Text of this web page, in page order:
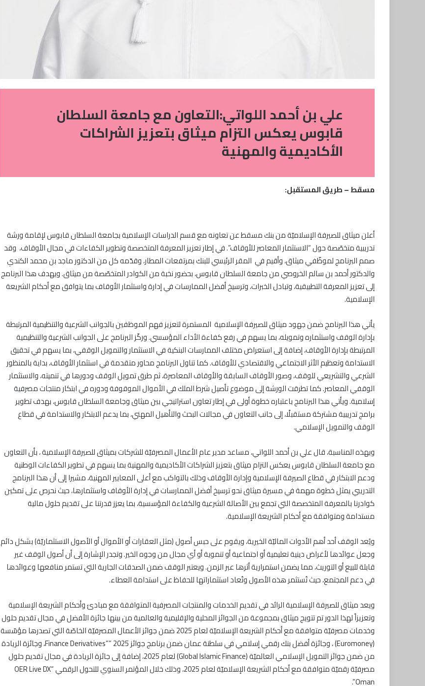
علي بن أحمد اللواتي:التعاون مع جامعة السلطان
قابوس يعكس التزام ميثاق بتعزيز الشراكات
الأكاديمية والمهنية
مسقط – طريق المستقبل:
أعلن ميثاق للصيرفة الإسلاميّة من بنك مسقط عن تعاونه مع قسم الدراسات الإسلامية بجامعة السلطان قابوس لإقامة ورشة
تدريبية متخصّصة حول “الاستثمار المعاصر للأوقاف”. في إطار تعزيز المعرفة المتخصصة وتطوير الكفاءات في مجال الأوقاف، وقد
صمم البرنامج لموظّفي ميثاق، وأقيم في المقر الرئيسي للبنك بمرتفعات المطار، وقدّمه كل من الدكتور ماجد بن محمد الكندي
والدكتور أحمد بن سالم الخروصي من جامعة السلطان قابوس، بحضور نخبة من الكوادر المتخصّصة من ميثاق. ويهدف هذا البرنامج
إلى تعزيز المعرفة التطبيقية، وتبادل الخبرات، وترسيخ أفضل الممارسات في إدارة واستثمار الأوقاف بما يتوافق مع أحكام الشريعة
الإسلامية.
يأتي هذا البرنامج ضمن جهود ميثاق للصيرفة الإسلامية المستمرة لتعزيز فهم الموظفين بالجوانب الشرعية والتنظيمية المرتبطة
بإدارة الوقف واستثماره وتمويله، بما يسهم في رفع كفاءة الأداء المؤسسي. وركّز البرنامج على الجوانب الشرعية والتنظيمية
المرتبطة بإدارة الأوقاف، إضافة إلى استعراض مختلف الممارسات البنكية في الاستثمار والتمويل الوقفي، بما يسهم في تحقيق
الاستدامة وتعظيم الأثر الاجتماعي والاقتصادي للأوقاف. كما تناول البرنامج محاور متقدمة في استثمار الأوقاف، بداية بالمنظور
الشرعي والتشريعي للوقف، وصور الأوقاف السابقة والأوقاف المعاصرة، ثم طرق تمويل الوقف ودورها في تنميته، والاستثمار
الوقفي المعاصر. كما تطرقت الورشة إلى موضوع تأصيل شرط الملك في الأموال الموقوفة ودوره في ابتكار منتجات مصرفية
إسلامية. ويأتي هذا البرنامج باعتباره خطوة أولى في إطار تعاون استراتيجي بين ميثاق وجامعة السلطان قابوس، بهدف تطوير
برامج تدريبية مشتركة مستقبلًا، إلى جانب التعاون في مجالات البحث والتأهيل المهني، بما يدعم الابتكار والاستدامة في قطاع
الوقف والتمويل الإسلامي.
وبهذه المناسبة، قال علي بن أحمد اللواتي، مساعد مدير عام الأعمال المصرفيّة للشركات بميثاق للصيرفة الإسلامية ، بأن التعاون
مع جامعة السلطان قابوس يعكس التزام ميثاق بتعزيز الشراكات الأكاديمية والمهنية بما يسهم في تطوير الكفاءات الوطنية
ودعم الابتكار في قطاع الصيرفة الإسلامية وإدارة الأوقاف وذلك بالتواكب مع أعلى المعايير المهنية، مشيرا إلى أن هذا البرنامج
التدريبي يمثل خطوة مهمة في مسيرة ميثاق نحو ترسيخ أفضل الممارسات في إدارة الأوقاف واستثمارها، حيث نحرص على تمكين
كوادرنا بالمعرفة المتخصصة التي تجمع بين الأصالة الشرعية والكفاءة المؤسسية، بما يعزز قدرتنا على تقديم حلول مالية
مستدامة ومتوافقة مع أحكام الشريعة الإسلامية.
ويُعد الوقف أحد أهم الأدوات الماليّة الخيرية، ويقوم على حبس أصول (مثل العقارات أو الأموال أو الأصول الاستثماريّة) بشكل دائم
وجعل عوائدها لأغراض دينية تعليمية أو اجتماعية أو تنموية أو أي مجال من وجوه الخير. وتجدر الإشارة إلى أن أصول الوقف غير
قابلة للبيع أو التوريث، مما يضمن استمرارية أثرها عبر الزمن. ويعتبر الوقف ضمن الصدقات الجارية التي تستمر منافعها وعوائدها
في دعم المجتمع، حيث تُستثمر هذه الأصول وتُعاد استثماراتها للحفاظ على استدامة العطاء.
ويعد ميثاق للصيرفة الإسلامية الرائد في تقديم الخدمات والمنتجات المصرفية المتوافقة مع مبادئ وأحكام الشريعة الإسلامية
وتعزيزاً لهذا الدور تم تتويج ميثاق بمجموعة من الجوائز المحلية والإقليمية والعالمية من بينها جائزة الأفضل في مجال تقديم حلول
وخدمات مصرفيّة متوافقة مع أحكام الشريعة الإسلاميّة لعام 2025 ضمن جوائز الأعمال المصرفيّة الخاصّة التي تصدرها مؤسّسة
(Euromoney) ، وجائزة أفضل بنك رقمي إسلامي في سلطنة عمان ضمن برنامج جوائز Finance Derivatives”” 2025، وجائزة الريادة
من ضمن جوائز التمويل الإسلامي العالميّة (Global Islamic Finance) لعام 2025، إضافة إلى جائزة الريادة في مجال تقديم حلول
مصرفيّة رقميّة متوافقة مع أحكام الشريعة الإسلاميّة لعام 2025، وذلك خلال المؤتمر السنوي للتحول الرقمي “OER Live DX
Oman”.
ميثاق للصيرفة الإسلامية يواصل تقديم خطة
التوفير بمزايا وعروض حصرية
للصيرفة التجارية
بنك مسقط راعيًا استراتيجيًا لموسم الخريف
العقاري
منتجات وخدمات ميثاق للصيرفة الإسلامية في
غاردنز مول بصلالة حتى 30 يوليو الجاري
تجربة تفاعلية غير مسبوقة تربط مسقط بصلالة
وتُبرز المقومات السياحية للسلطنة خلال فعاليات
“خريف ظفار” من بنك مسقط